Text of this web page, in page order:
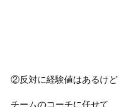
②反対に経験値はあるけど
チームのコーチに任せて